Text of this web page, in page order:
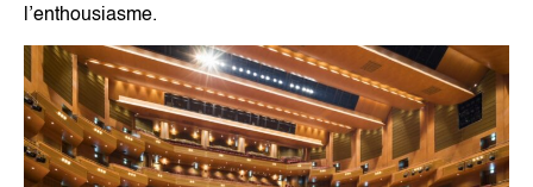
l’enthousiasme.